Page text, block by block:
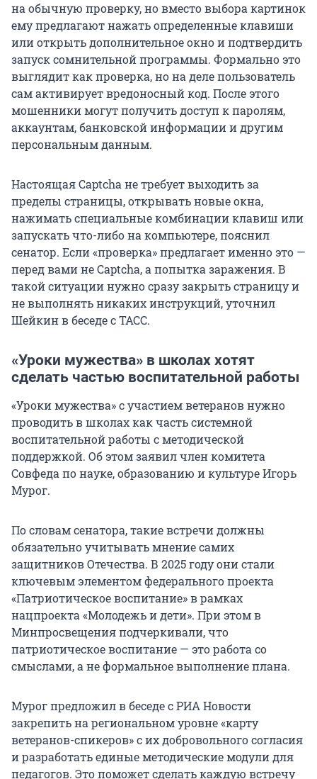
на обычную проверку, но вместо выбора картинок
ему предлагают нажать определенные клавиши
или открыть дополнительное окно и подтвердить
запуск сомнительной программы. Формально это
выглядит как проверка, но на деле пользователь
сам активирует вредоносный код. После этого
мошенники могут получить доступ к паролям,
аккаунтам, банковской информации и другим
персональным данным.
Настоящая Captcha не требует выходить за
пределы страницы, открывать новые окна,
нажимать специальные комбинации клавиш или
запускать что-либо на компьютере, пояснил
сенатор. Если «проверка» предлагает именно это —
перед вами не Captcha, а попытка заражения. В
такой ситуации нужно сразу закрыть страницу и
не выполнять никаких инструкций, уточнил
Шейкин в беседе с ТАСС.
«Уроки мужества» в школах хотят
сделать частью воспитательной работы
«Уроки мужества» с участием ветеранов нужно
проводить в школах как часть системной
воспитательной работы с методической
поддержкой. Об этом заявил член комитета
Совфеда по науке, образованию и культуре Игорь
Мурог.
По словам сенатора, такие встречи должны
обязательно учитывать мнение самих
защитников Отечества. В 2025 году они стали
ключевым элементом федерального проекта
«Патриотическое воспитание» в рамках
нацпроекта «Молодежь и дети». При этом в
Минпросвещения подчеркивали, что
патриотическое воспитание — это работа со
смыслами, а не формальное выполнение плана.
Мурог предложил в беседе с РИА Новости
закрепить на региональном уровне «карту
ветеранов-спикеров» с их добровольного согласия
и разработать единые методические модули для
педагогов. Это поможет сделать каждую встречу